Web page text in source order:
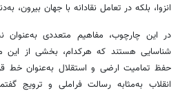
انزوا، بلکه در تعامل نقادانه با جهان بیرون،
در این چارچوب، مفاهیم متعددی به‌عنوان
شناسایی هستند که هرکدام، بخشی از این
حفظ تمامیت ارضی و استقلال به‌عنوان خط
انقلاب به‌مثابه رسالت فراملی و ترویج